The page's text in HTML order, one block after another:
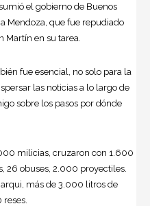
el gobierno de Buenos
Mendoza, que fue repudiado
Martín en su tarea.
fue esencial, no solo para la
las noticias a lo largo de
sobre los pasos por dónde
milicias, cruzaron con 1.600
26 obuses, 2.000 proyectiles.
más de 3.000 litros de